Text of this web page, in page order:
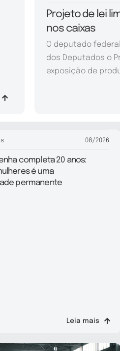
Projeto de lei
nos caixas
O deputado
dos Deputados o
exposição de
08/2026
completa 20 anos:
é uma
permanente
Leia mais